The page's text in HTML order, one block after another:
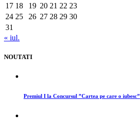
17 18 19 20 21 22 23
24 25 26 27 28 29 30
31
« iul.
NOUTATI
Premiul I la Concursul ”Cartea pe care o iubesc”